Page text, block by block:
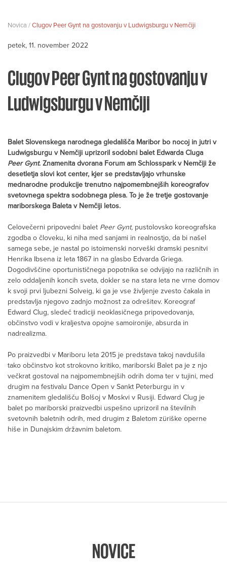
Novica /Clugov Peer Gynt na gostovanju v Ludwigsburgu v Nemčiji
petek, 11. november 2022
Clugov Peer Gynt na gostovanju v
Ludwigsburgu v Nemčiji
Balet Slovenskega narodnega gledališča Maribor bo nocoj in jutri v
Ludwigsburgu v Nemčiji uprizoril sodobni balet Edwarda Cluga
Peer Gynt. Znamenita dvorana Forum am Schlosspark v Nemčiji že
desetletja slovi kot center, kjer se predstavljajo vrhunske
mednarodne produkcije trenutno najpomembnejših koreografov
svetovnega spektra sodobnega plesa. To je že tretje gostovanje
mariborskega Baleta v Nemčiji letos.
Celovečerni pripovedni balet Peer Gynt, pustolovsko koreografska
zgodba o človeku, ki niha med sanjami in realnostjo, da bi našel
samega sebe, je nastal po istoimenski norveški dramski pesnitvi
Henrika Ibsena iz leta 1867 in na glasbo Edvarda Griega.
Dogodivščine oportunističnega popotnika se odvijajo na različnih in
zelo oddaljenih koncih sveta, dokler se na stara leta ne vrne domov
k svoji prvi ljubezni Solveig, ki ga je vse življenje zvesto čakala in
predstavlja njegovo zadnjo možnost za odrešitev. Koreograf
Edward Clug, sledeč tradiciji neoklasičnega pripovedovanja,
občinstvo vodi v kraljestva opojne samoironije, absurda in
nadrealizma.
Po praizvedbi v Mariboru leta 2015 je predstava takoj navdušila
tako občinstvo kot strokovno kritiko, mariborski Balet pa je z njo
večkrat gostoval na najpomembnejših odrih doma ter v tujini, med
drugim na festivalu Dance Open v Sankt Peterburgu in v
znamenitem gledališču Bolšoj v Moskvi v Rusiji. Edward Clug je
balet po mariborski praizvedbi uspešno uprizoril na številnih
svetovnih baletnih odrih, med drugim z Baletom züriške operne
hiše in Dunajskim državnim baletom.
NOVICE